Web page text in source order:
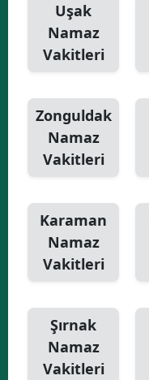
Uşak
Namaz
Vakitleri
Zonguldak
Namaz
Vakitleri
Karaman
Namaz
Vakitleri
Şırnak
Namaz
Vakitleri